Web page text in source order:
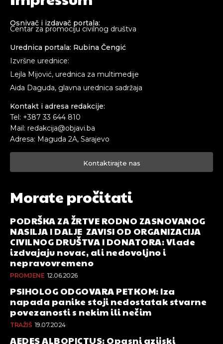
Osnivač i izdavač portala:
Centar za promociju civilnog društva
Urednica portala: Rubina Čengić
Izvršne urednice:
Lejla Mijović, urednica za multimedije
Aida Daguda, glavna urednica sadržaja
Kontakt i adresa redakcije:
Tel: +387 33 644 810
Mail: redakcija@objavi.ba
Adresa: Maguda 2A, Sarajevo
Kontaktirajte nas
Morate pročitati
PODRŠKA ZA ŽRTVE RODNO ZASNOVANOG
NASILJA I DALJE ZAVISI OD ORGANIZACIJA
CIVILNOG DRUŠTVA I DONATORA: Vlade
izdvajaju novac, ali nedovoljno i
nepravovremeno
PROMJENE 12.06.2026
PSIHOLOG ODGOVARA PETKOM: Iza
napada panike stoji nedostatak stvarne
povezanosti s nekim ili nečim
TRAŽIŠ 19.07.2024
AEDES ALBOPICTUS: Opasni azijski